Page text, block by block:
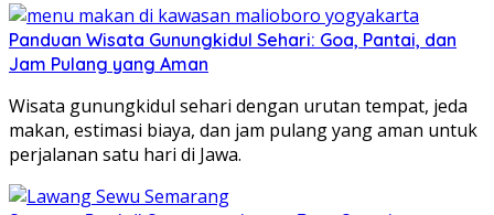
Panduan Wisata Gunungkidul Sehari: Goa, Pantai, dan
Jam Pulang yang Aman
Wisata gunungkidul sehari dengan urutan tempat, jeda
makan, estimasi biaya, dan jam pulang yang aman untuk
perjalanan satu hari di Jawa.